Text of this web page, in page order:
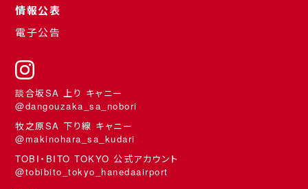
情報公表
電子公告
談合坂SA 上り キャニー
@dangouzaka_sa_nobori
牧之原SA 下り線 キャニー
@makinohara_sa_kudari
TOBI・BITO TOKYO 公式アカウント
@tobibito_tokyo_hanedaairport